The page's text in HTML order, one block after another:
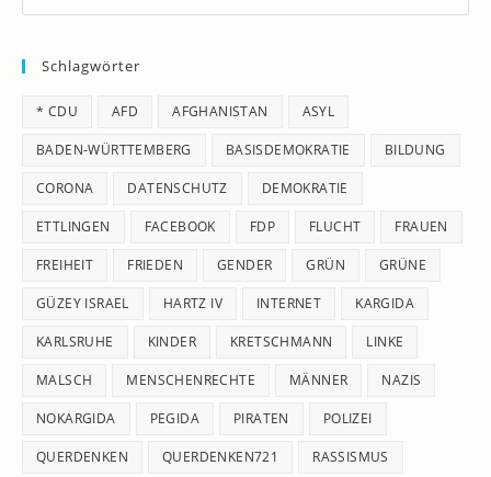
Schlagwörter
* CDU AFD AFGHANISTAN ASYL
BADEN-WÜRTTEMBERG BASISDEMOKRATIE BILDUNG
CORONA DATENSCHUTZ DEMOKRATIE
ETTLINGEN FACEBOOK FDP FLUCHT FRAUEN
FREIHEIT FRIEDEN GENDER GRÜN GRÜNE
GÜZEY ISRAEL HARTZ IV INTERNET KARGIDA
KARLSRUHE KINDER KRETSCHMANN LINKE
MALSCH MENSCHENRECHTE MÄNNER NAZIS
NOKARGIDA PEGIDA PIRATEN POLIZEI
QUERDENKEN QUERDENKEN721 RASSISMUS